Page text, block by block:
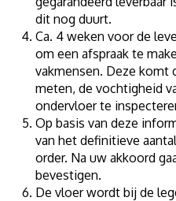
dit nog duurt.
Ca. 4 weken voor de
om een afspraak te
vakmensen. Deze komt
meten, de vochtigheid
ondervloer te
Op basis van deze
van het definitieve
order. Na uw akkoord
bevestigen.
De vloer wordt bij de